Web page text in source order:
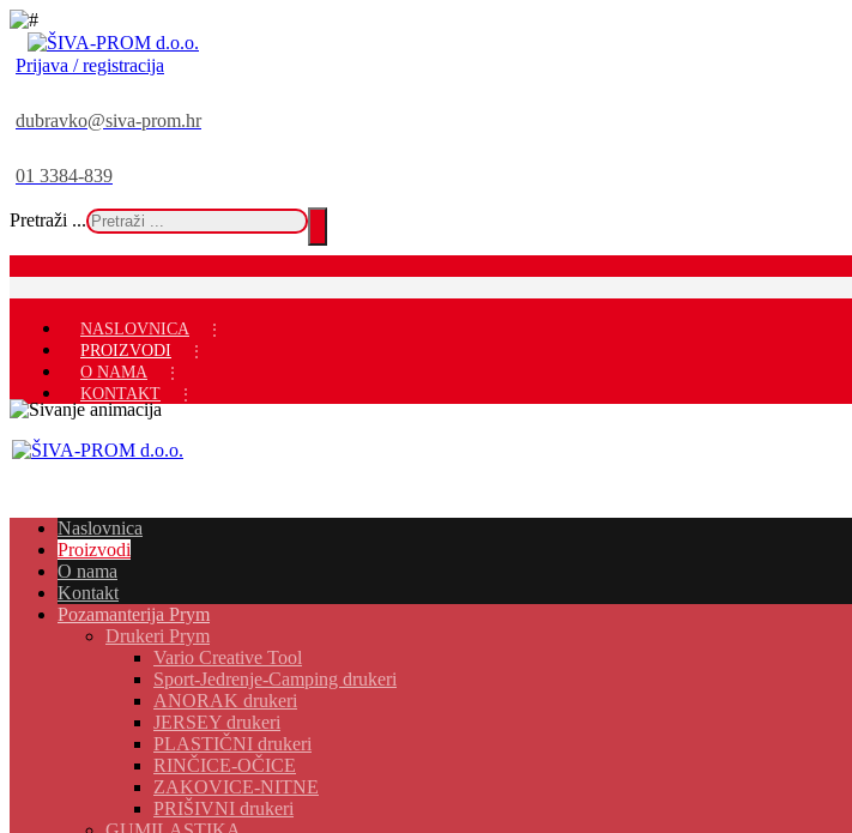
Prijava / registracija
dubravko@siva-prom.hr
01 3384-839
Pretraži ...
NASLOVNICA
PROIZVODI
O NAMA
KONTAKT
Naslovnica
Proizvodi
O nama
Kontakt
Pozamanterija Prym
Drukeri Prym
Vario Creative Tool
Sport-Jedrenje-Camping drukeri
ANORAK drukeri
JERSEY drukeri
PLASTIČNI drukeri
RINČICE-OČICE
ZAKOVICE-NITNE
PRIŠIVNI drukeri